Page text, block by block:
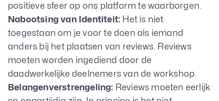
positieve sfeer op ons platform te waarborgen.
Nabootsing van Identiteit: Het is niet
toegestaan om je voor te doen als iemand
anders bij het plaatsen van reviews. Reviews
moeten worden ingediend door de
daadwerkelijke deelnemers van de workshop.
Belangenverstrengeling: Reviews moeten eerlijk